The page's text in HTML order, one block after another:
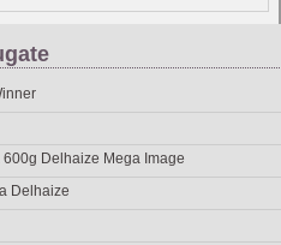
Delhaize Mega Image
Delhaize